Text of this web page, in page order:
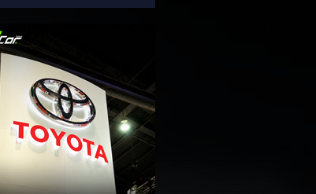
นแรก (ม.ค. - มิ.ย.) โตพุ่ง 67%
คัน พร้อมส่งสัญญาณ
าหมายยอดขายรวมปีนี้เพิ่มขึ้นเป็น
คัน จากเดิมตั้งไว้ 30,000
ดยพร้อมเร่งส่งมอบรถค้างสต็อก
Order) ทั้งหมดในระยะเวลาอัน
ยอดขายครึ่งปีแรกที่เติบโตสูง
ประกอบกับการแก้ไขปัญหา
ำเข้าชิ้นส่วนจากสถานการณ์
รียดในตะว